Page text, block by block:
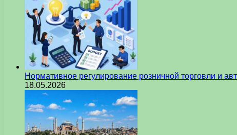
Нормативное регулирование розничной торговли и
18.05.2026